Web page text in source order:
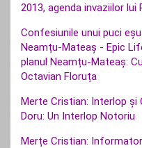
2013, agenda invaziilor lui
Confesiunile unui puci
Neamțu-Mateaș - Epic
planul Neamțu-Mateaș:
Octavian Floruța
Merte Cristian: Interlop și
Doru: Un Interlop Notoriu
Merțe Cristian: